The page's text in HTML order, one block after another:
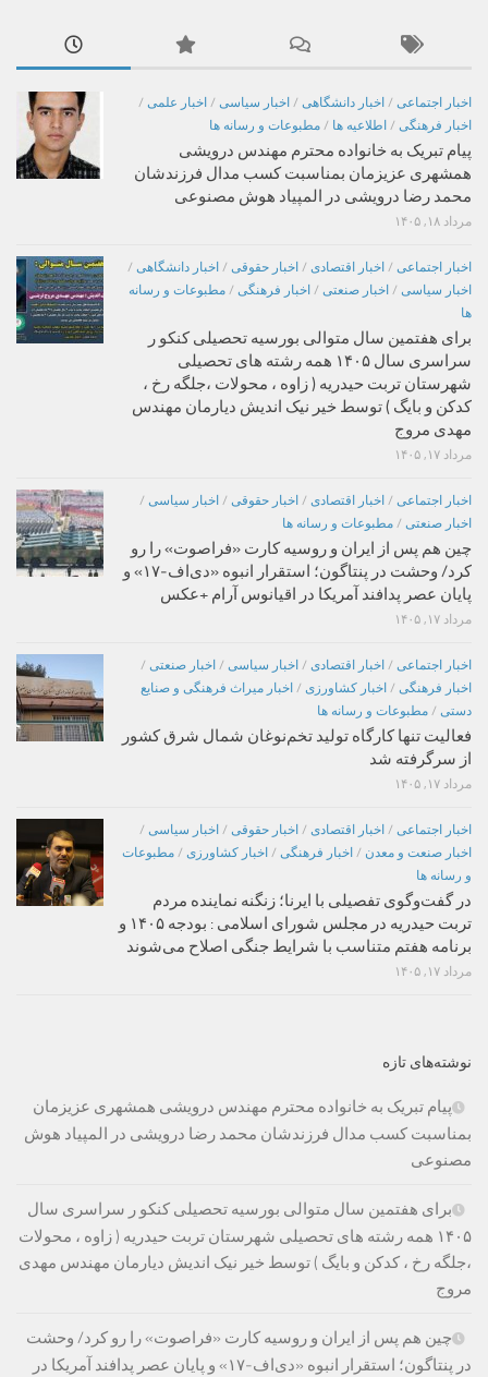
اخبار اجتماعی / اخبار دانشگاهی / اخبار سیاسی / اخبار علمی /
اخبار فرهنگی / اطلاعیه ها / مطبوعات و رسانه ها
پیام تبریک به خانواده محترم مهندس درویشی
همشهری عزیزمان بمناسبت کسب مدال فرزندشان
محمد رضا درویشی در المپیاد هوش مصنوعی
مرداد ۱۸, ۱۴۰۵
اخبار اجتماعی / اخبار اقتصادی / اخبار حقوقی / اخبار دانشگاهی /
اخبار سیاسی / اخبار صنعتی / اخبار فرهنگی / مطبوعات و رسانه
ها
برای هفتمین سال متوالی بورسیه تحصیلی کنکو ر
سراسری سال ۱۴۰۵ همه رشته های تحصیلی
شهرستان تربت حیدریه ( زاوه ، محولات ،جلگه رخ ،
کدکن و بایگ ) توسط خیر نیک اندیش دیارمان مهندس
مهدی مروج
مرداد ۱۷, ۱۴۰۵
اخبار اجتماعی / اخبار اقتصادی / اخبار حقوقی / اخبار سیاسی /
اخبار صنعتی / مطبوعات و رسانه ها
چین هم پس از ایران و روسیه کارت «فراصوت» را رو
کرد/ وحشت در پنتاگون؛ استقرار انبوه «دی‌اف‑۱۷» و
پایان عصر پدافند آمریکا در اقیانوس آرام +عکس
مرداد ۱۷, ۱۴۰۵
اخبار اجتماعی / اخبار اقتصادی / اخبار سیاسی / اخبار صنعتی /
اخبار فرهنگی / اخبار کشاورزی / اخبار میراث فرهنگی و صنایع
دستی / مطبوعات و رسانه ها
فعالیت تنها کارگاه تولید تخم‌نوغان شمال شرق کشور
از سرگرفته شد
مرداد ۱۷, ۱۴۰۵
اخبار اجتماعی / اخبار اقتصادی / اخبار حقوقی / اخبار سیاسی /
اخبار صنعت و معدن / اخبار فرهنگی / اخبار کشاورزی / مطبوعات
و رسانه ها
در گفت‌وگوی تفصیلی با ایرنا؛ زنگنه نماینده مردم
تربت حیدریه در مجلس شورای اسلامی : بودجه ۱۴۰۵ و
برنامه هفتم متناسب با شرایط جنگی اصلاح می‌شوند
مرداد ۱۷, ۱۴۰۵
نوشته‌های تازه
پیام تبریک به خانواده محترم مهندس درویشی همشهری عزیزمان
بمناسبت کسب مدال فرزندشان محمد رضا درویشی در المپیاد هوش
مصنوعی
برای هفتمین سال متوالی بورسیه تحصیلی کنکو ر سراسری سال
۱۴۰۵ همه رشته های تحصیلی شهرستان تربت حیدریه ( زاوه ، محولات
،جلگه رخ ، کدکن و بایگ ) توسط خیر نیک اندیش دیارمان مهندس مهدی
مروج
چین هم پس از ایران و روسیه کارت «فراصوت» را رو کرد/ وحشت
در پنتاگون؛ استقرار انبوه «دی‌اف‑۱۷» و پایان عصر پدافند آمریکا در